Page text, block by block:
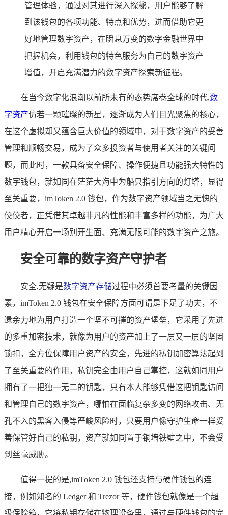
管理体验，通过对其进行深入探秘，用户能够了解
到该钱包的各项功能、特点和优势，进而借助它更
好地管理数字资产，在瞬息万变的数字金融世界中
把握机会，利用钱包的特色服务为自己的数字资产
增值，开启充满潜力的数字资产探索新征程。
在当今数字化浪潮以前所未有的态势席卷全球的时代,数
字资产仿若一颗璀璨的新星，逐渐成为人们目光聚焦的核心，
在这个虚拟却又蕴含巨大价值的领域中，对于数字资产的妥善
管理和顺畅交易，成为了众多投资者与使用者关注的关键问
题，而此时，一款具备安全保障、操作便捷且功能强大特性的
数字钱包，就如同在茫茫大海中为船只指引方向的灯塔，显得
至关重要，imToken 2.0 钱包，作为数字资产领域当之无愧的
佼佼者，正凭借其卓越非凡的性能和丰富多样的功能，为广大
用户精心开启一场别开生面、充满无限可能的数字资产之旅。
安全可靠的数字资产守护者
安全,无疑是数字资产存储过程中必须首要考量的关键因
素，imToken 2.0 钱包在安全保障方面可谓是下足了功夫，不
遗余力地为用户打造一个坚不可摧的资产堡垒，它采用了先进
的多重加密技术，就像为用户的资产加上了一层又一层的坚固
锁扣，全方位保障用户资产的安全，先进的私钥加密算法起到
了至关重要的作用，私钥完全由用户自己掌控，这就如同用户
拥有了一把独一无二的钥匙，只有本人能够凭借这把钥匙访问
和管理自己的数字资产，哪怕在面临复杂多变的网络攻击、无
孔不入的黑客入侵等严峻风险时，只要用户像守护生命一样妥
善保管好自己的私钥，资产就如同置于铜墙铁壁之中，不会受
到丝毫威胁。
值得一提的是,imToken 2.0 钱包还支持与硬件钱包的连
接，例如知名的 Ledger 和 Trezor 等，硬件钱包就像是一个超
级保险箱，它将私钥存储在物理设备里，通过与硬件钱包的完